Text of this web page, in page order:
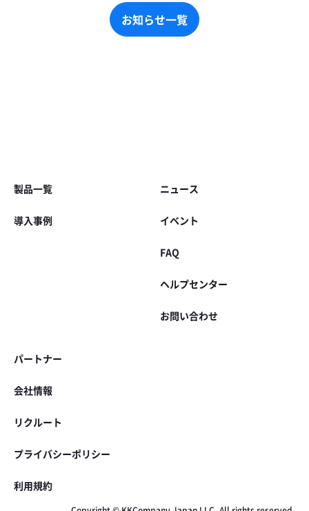
お知らせ一覧
お知らせ一覧
製品一覧
導入事例
ニュース
イベント
FAQ
ヘルプセンター
お問い合わせ
パートナー
会社情報
リクルート
プライバシーポリシー
利用規約